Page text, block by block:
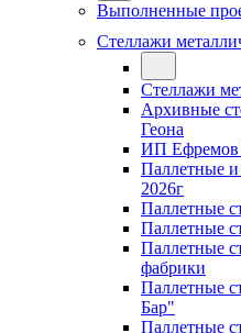
Выполненные
Стеллажи
Стеллажи
Архивные
Геона
ИП Ефремов
Паллетные
2026г
Паллетные
Паллетные
Паллетные
фабрики
Паллетные
Бар"
Паллетные